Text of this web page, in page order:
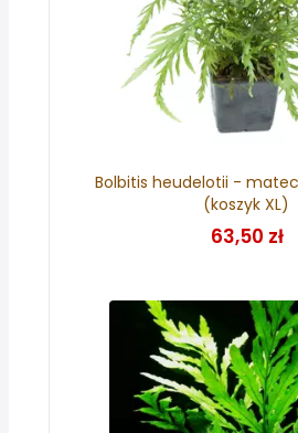
Bolbitis heudelotii -
(koszyk XL)
63,50 zł